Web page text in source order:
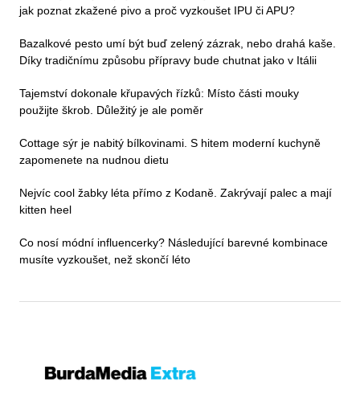
jak poznat zkažené pivo a proč vyzkoušet IPU či APU?
Bazalkové pesto umí být buď zelený zázrak, nebo drahá kaše.
Díky tradičnímu způsobu přípravy bude chutnat jako v Itálii
Tajemství dokonale křupavých řízků: Místo části mouky
použijte škrob. Důležitý je ale poměr
Cottage sýr je nabitý bílkovinami. S hitem moderní kuchyně
zapomenete na nudnou dietu
Nejvíc cool žabky léta přímo z Kodaně. Zakrývají palec a mají
kitten heel
Co nosí módní influencerky? Následující barevné kombinace
musíte vyzkoušet, než skončí léto